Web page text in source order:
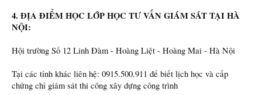
4. ĐỊA ĐIỂM HỌC LỚP HỌC TƯ VẤN GIÁM SÁT TẠI HÀ
NỘI:
Hội trường Số 12 Linh Đàm - Hoàng Liệt - Hoàng Mai - Hà Nội
Tại các tỉnh khác liên hệ: 0915.500.911 để biết lịch học và cấp
chứng chỉ giám sát thi công xây dựng công trình